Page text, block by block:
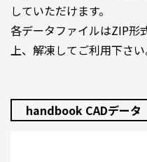
していただけます。
各データファイルはZIP形
上、解凍してご利用下さい
handbook CADデータ